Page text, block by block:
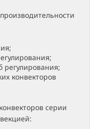
регулирования;
конвекторов
серии